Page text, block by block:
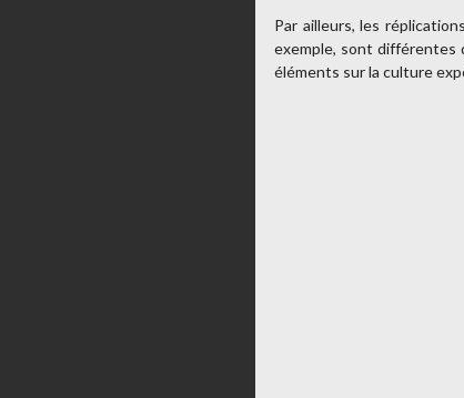
Par ailleurs, les
exemple, sont différentes
éléments sur la culture